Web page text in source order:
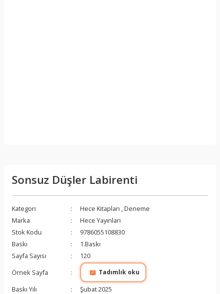
Sonsuz Düşler Labirenti
Kategori Hece Kitapları ,Deneme
Marka
Hece Yayınları
Stok Kodu
9786055108830
Baskı
1.Baskı
Sayfa Sayısı
120
Örnek Sayfa
📖 Tadımlık oku
Baskı Yılı
Şubat 2025